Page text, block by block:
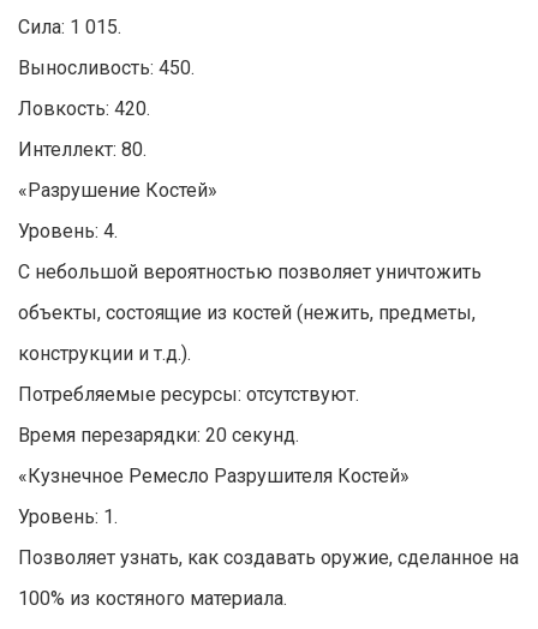
Сила: 1 015.
Выносливость: 450.
Ловкость: 420.
Интеллект: 80.
«Разрушение Костей»
Уровень: 4.
С небольшой вероятностью позволяет уничтожить
объекты, состоящие из костей (нежить, предметы,
конструкции и т.д.).
Потребляемые ресурсы: отсутствуют.
Время перезарядки: 20 секунд.
«Кузнечное Ремесло Разрушителя Костей»
Уровень: 1.
Позволяет узнать, как создавать оружие, сделанное на
100% из костяного материала.